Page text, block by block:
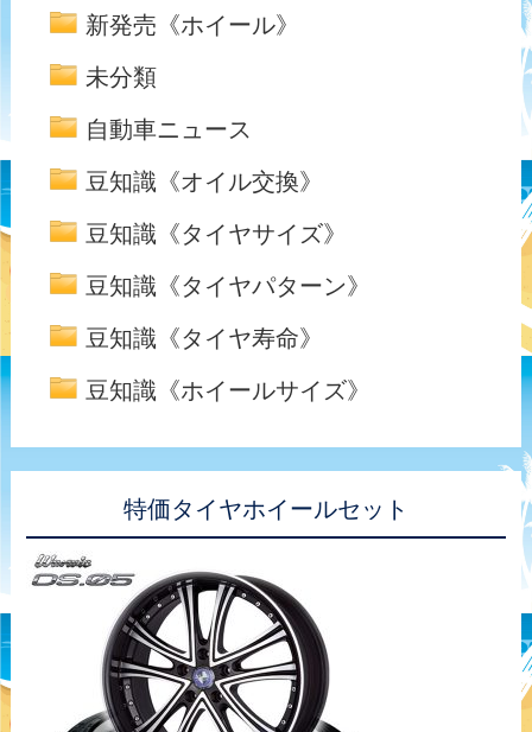
新発売《ホイール》
未分類
自動車ニュース
豆知識《オイル交換》
豆知識《タイヤサイズ》
豆知識《タイヤパターン》
豆知識《タイヤ寿命》
豆知識《ホイールサイズ》
特価タイヤホイールセット